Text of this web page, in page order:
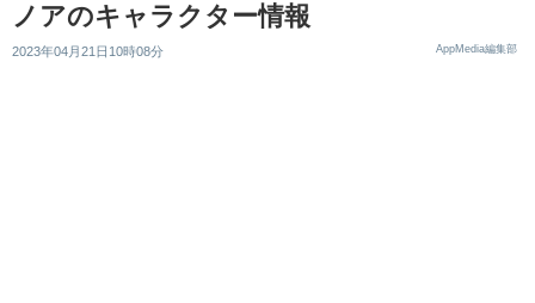
ノアのキャラクター情報
2023年04月21日10時08分 AppMedia編集部